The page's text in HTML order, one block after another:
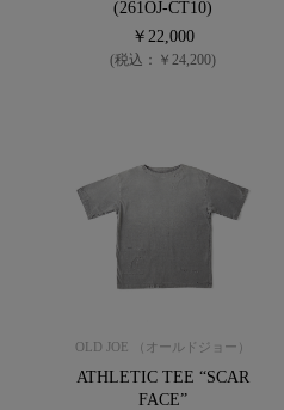
(261OJ-CT10)
￥22,000
(税込：￥24,200)
OLD JOE （オールドジョー）
ATHLETIC TEE “SCAR
FACE”